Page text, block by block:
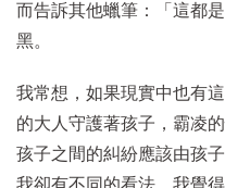
而告訴其他蠟筆：「這都
黑。
我常想，如果現實中也有
的大人守護著孩子，霸凌
孩子之間的糾紛應該由孩
我卻有不同的看法。我覺